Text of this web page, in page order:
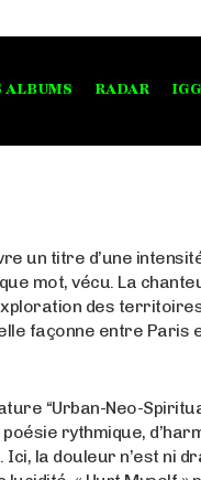
ALBUMS RADAR
un titre d’une
mot, vécu. La
des
façonne entre Paris
“Urban-Neo-
rythmique,
la douleur n’est ni